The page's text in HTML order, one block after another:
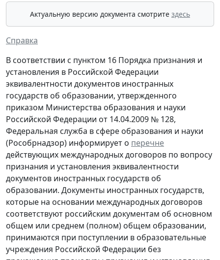
Актуальную версию документа смотрите здесь
Справка
В соответствии с пунктом 16 Порядка признания и
установления в Российской Федерации
эквивалентности документов иностранных
государств об образовании, утвержденного
приказом Министерства образования и науки
Российской Федерации от 14.04.2009 № 128,
Федеральная служба в сфере образования и науки
(Рособрнадзор) информирует о перечне
действующих международных договоров по вопросу
признания и установления эквивалентности
документов иностранных государств об
образовании. Документы иностранных государств,
которые на основании международных договоров
соответствуют российским документам об основном
общем или среднем (полном) общем образовании,
принимаются при поступлении в образовательные
учреждения Российской Федерации без